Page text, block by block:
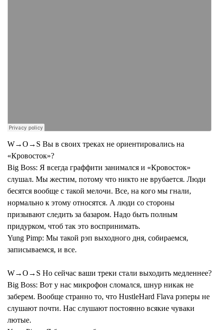
W→O→S Вы в своих треках не ориентировались на
«Кровосток»?
Big Boss: Я всегда граффити занимался и «Кровосток»
слушал. Мы жестим, потому что никто не врубается. Люди
бесятся вообще с такой мелочи. Все, на кого мы гнали,
нормально к этому относятся. А люди со стороны
призывают следить за базаром. Надо быть полным
придурком, чтоб так это воспринимать.
Yung Pimp: Мы такой рэп выходного дня, собираемся,
записываемся, и все.
W→O→S Но сейчас ваши треки стали выходить медленнее?
Big Boss: Вот у нас микрофон сломался, шнур никак не
заберем. Вообще странно то, что HustleHard Flava рэперы не
слушают почти. Нас слушают постоянно всякие чуваки
лютые.